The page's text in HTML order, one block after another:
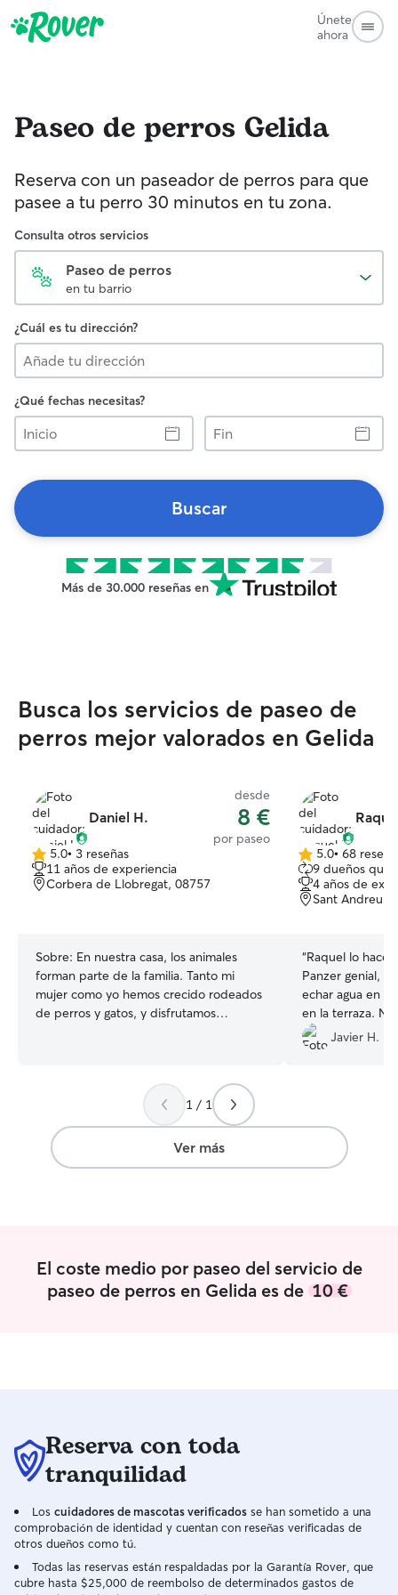
Únete
ahora
Paseo de perros Gelida
Reserva con un paseador de perros para que
pasee a tu perro 30 minutos en tu zona.
Consulta otros servicios
Paseo de perros
en tu barrio
¿Cuál es tu dirección?
¿Qué fechas necesitas?
Inicio
Fin
Buscar
Más de 30.000 reseñas en
Busca los servicios de paseo de
perros mejor valorados en Gelida
Daniel H.
desde
8 €
por paseo
5.0
de
5
5.0• 3 reseñas
11 años de experiencia
Corbera de Llobregat, 08757
Sobre: En nuestra casa, los animales
forman parte de la familia. Tanto mi
mujer como yo hemos crecido rodeados
de perros y gatos, y disfrutamos
acostumbrados a convivir con mascotas y
les encanta compartir tiempo con ellas,
siempre con respeto y supervisión.
Llevamos años cuidando tanto de
nuestras propias mascotas como de las
También sabemos lo importante que es
para los dueños estar tranquilos, por eso
acompañado prácticamente en todo
momento y nunca se sienta solo.
Durante el día, nos adaptamos a las
por zonas verdes cercanas, juegos,
descanso, mimos y sus horarios de
sientan como en casa, en un ambiente
5.0
de
5
estrellas
5.0• 68
9 dueños que
4 años de
Sant Andreu
“Raquel lo hace
Panzer genial,
echar agua en
en la terraza.
vídeos.Javier H.
1 / 1
Ver más
El coste medio por paseo del servicio de
paseo de perros en Gelida es de 10 €
Reserva con toda
tranquilidad
Los cuidadores de mascotas verificados se han sometido a una
comprobación de identidad y cuentan con reseñas verificadas de
otros dueños como tú.
Todas las reservas están respaldadas por la Garantía Rover, que
cubre hasta $25,000 de reembolso de determinados gastos de